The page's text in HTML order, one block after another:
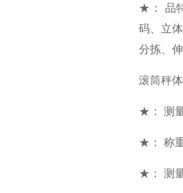
★： 品
码、立
分拣、
滚筒秤
★： 测
★： 称
★： 测